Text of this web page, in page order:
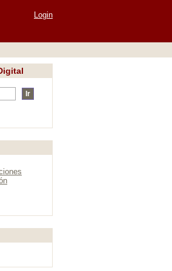
Login